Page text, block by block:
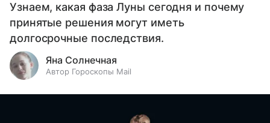
Узнаем, какая фаза Луны сегодня и почему
принятые решения могут иметь
долгосрочные последствия.
Яна Солнечная
Автор Гороскопы Mail